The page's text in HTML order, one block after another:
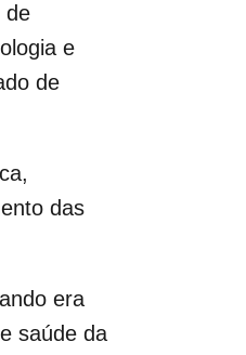
de
e
de
das
era
saúde da